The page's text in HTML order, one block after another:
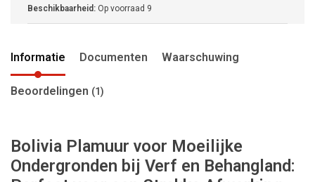
Beschikbaarheid: Op voorraad 9
Informatie Documenten Waarschuwing
Beoordelingen (1)
Bolivia Plamuur voor Moeilijke
Ondergronden bij Verf en Behangland: